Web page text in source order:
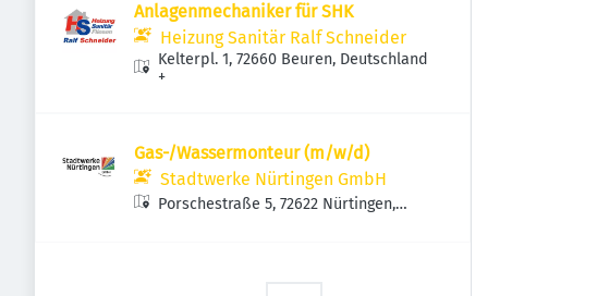
Anlagenmechaniker für SHK
Heizung Sanitär Ralf Schneider
Kelterpl. 1, 72660 Beuren, Deutschland
+
Gas-/Wassermonteur (m/w/d)
Stadtwerke Nürtingen GmbH
Porschestraße 5, 72622 Nürtingen,